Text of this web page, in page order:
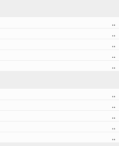
..
..
..
..
..
..
..
..
..
..